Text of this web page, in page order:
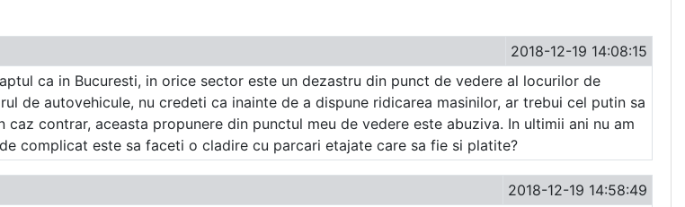
2018-12-19 14:08:15
ca in Bucuresti, in orice sector este un dezastru din punct de vedere al locurilor de
de autovehicule, nu credeti ca inainte de a dispune ridicarea masinilor, ar trebui cel putin sa
contrar, aceasta propunere din punctul meu de vedere este abuziva. In ultimii ani nu am
complicat este sa faceti o cladire cu parcari etajate care sa fie si platite?
2018-12-19 14:58:49